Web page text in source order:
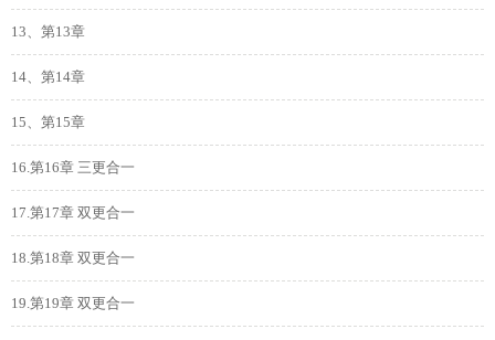
13、第13章
14、第14章
15、第15章
16.第16章 三更合一
17.第17章 双更合一
18.第18章 双更合一
19.第19章 双更合一